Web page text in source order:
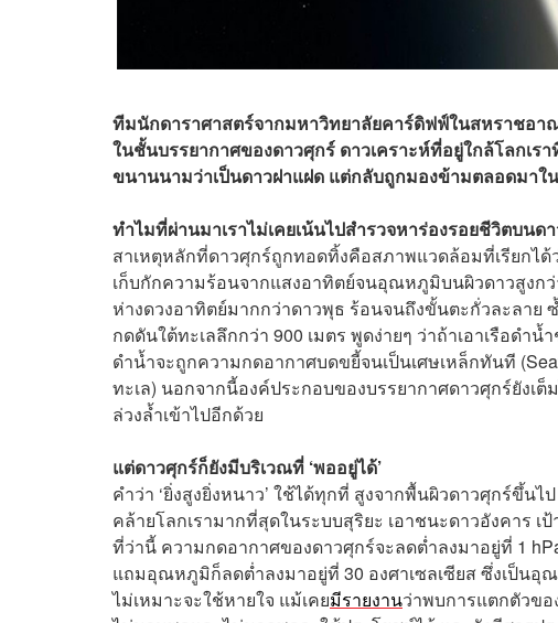
ทีมนักดาราศาสตร์จากมหาวิทยาลัย​คาร์ดิฟฟ์ในสหราชอา
ในชั้นบรรยากาศของดาวศุกร์​ ดาวเคราะห์ที่อยู่ใกล้โลกเ
ขนานนามว่าเป็นดาวฝาแฝด แต่กลับถูกมองข้ามตลอดมาใ
ทำไมที่ผ่านมาเราไม่เคยเน้นไปสำรวจหาร่องรอยชีวิตบนด
สาเหตุหลักที่ดาวศุกร์ถูกทอดทิ้งคือสภาพแวดล้อมที่เรียกได้
เก็บกักความร้อนจากแสงอาทิตย์จนอุณหภูมิบนผิวดาวสูงกว่
ห่างดวงอาทิตย์มากกว่าดาวพุธ ร้อนจนถึงขั้นตะกั่วละลาย
กดดันใต้ทะเลลึกกว่า 900 เมตร พูดง่ายๆ ว่าถ้าเอาเรือดำ
ดำน้ำจะถูกความกดอากาศบดขยี้จนเป็นเศษเหล็กทันที
ทะเล) นอกจากนี้องค์ประกอบของบรรยากาศดาวศุกร์ยัง
ล่วงล้ำเข้าไปอีกด้วย
แต่ดาวศุกร์ก็ยังมีบริเวณที่ ‘พออยู่ได้’
คำว่า ‘ยิ่งสูงยิ่งหนาว’ ใช้ได้ทุกที่ สูงจากพื้นผิวดาวศุกร์ขึ้น
คล้ายโลกเรามากที่สุดในระบบสุริยะ เอาชนะดาวอังคาร
ที่ว่านี้ ความกดอากาศของดาวศุกร์จะลดต่ำลงมาอยู่ที่ 1
แถมอุณหภูมิก็ลดต่ำลงมาอยู่ที่ 30 องศาเซลเซียส ซึ่งเป็นอุ
ไม่เหมาะจะใช้หายใจ แม้เคยมีรายงานว่าพบการแตกตัวขอ